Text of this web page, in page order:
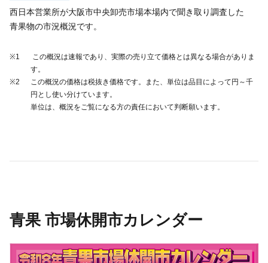
西日本営業所が大阪市中央卸売市場本場内で聞き取り調査した
青果物の市況概況です。
※1
この概況は速報であり、実際の売り立て価格とは異なる場合がありま
す。
※2
この概況の価格は税抜き価格です。また、単位は品目によって円～千
円とし使い分けています。
単位は、概況をご覧になる方の責任において判断願います。
青果 市場休開市カレンダー